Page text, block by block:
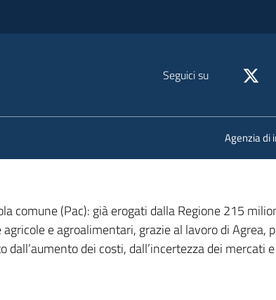
Seguici su
Agenzia di
comune (Pac): già erogati dalla Regione 215
e agroalimentari, grazie al lavoro di Agrea,
dei costi, dall’incertezza dei mercati